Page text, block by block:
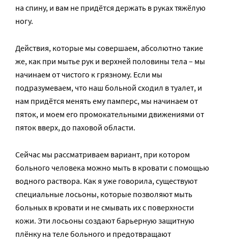
на спину, и вам не придётся держать в руках тяжёлую
ногу.
Действия, которые мы совершаем, абсолютно такие
же, как при мытье рук и верхней половины тела – мы
начинаем от чистого к грязному. Если мы
подразумеваем, что наш больной сходил в туалет, и
нам придётся менять ему памперс, мы начинаем от
пяток, и моем его промокательными движениями от
пяток вверх, до паховой области.
Сейчас мы рассматриваем вариант, при котором
больного человека можно мыть в кровати с помощью
водного раствора. Как я уже говорила, существуют
специальные лосьоны, которые позволяют мыть
больных в кровати и не смывать их с поверхности
кожи. Эти лосьоны создают барьерную защитную
плёнку на теле больного и предотвращают